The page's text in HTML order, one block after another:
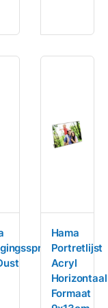
Hama
Portretlijst
Acryl
Horizontaal
Formaat